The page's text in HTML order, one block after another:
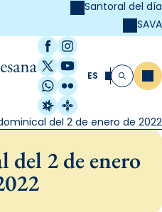
Santoral del día
SAVA
Facebook
Instagram
X / Twitter
YouTube
WhatsApp
Flickr
Radio Estel
Catalunya
ES Buscar
del 2 de enero de 2022
2 de enero